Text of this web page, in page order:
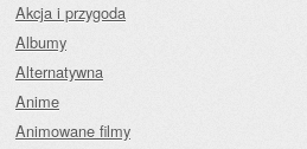
Akcja i przygoda
Albumy
Alternatywna
Anime
Animowane filmy